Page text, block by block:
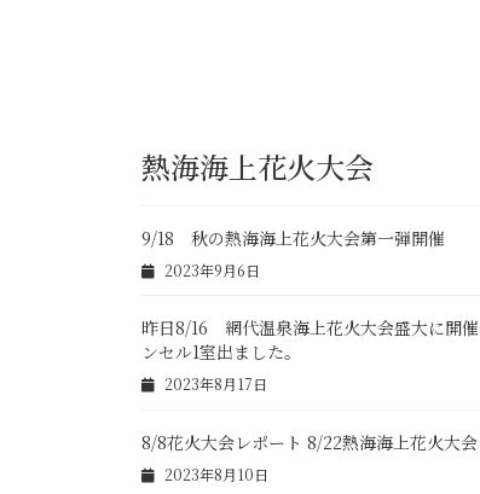
熱海海上花火大会
9/18 秋の熱海海上花火大会第一弾開催
2023年9月6日
昨日8/16 網代温泉海上花火大会盛大に開
ンセル1室出ました。
2023年8月17日
8/8花火大会レポート 8/22熱海海上花火大
2023年8月10日